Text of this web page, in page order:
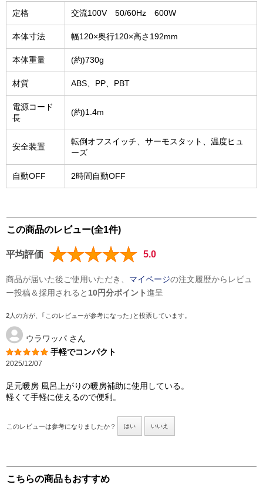
定格 交流100V 50/60Hz 600W
本体寸法 幅120×奥行120×高さ192mm
本体重量 (約)730g
材質 ABS、PP、PBT
電源コード
長
(約)1.4m
安全装置
転倒オフスイッチ、サーモスタット、温度ヒュ
ーズ
自動OFF 2時間自動OFF
この商品のレビュー(全1件)
平均評価 5.0
商品が届いた後ご使用いただき、 マイページの注文履歴からレビュ
ー投稿＆採用されると 10円分ポイント進呈
2人の方が、｢このレビューが参考になった｣と投票しています。
ウラワッパ さん
手軽でコンパクト
2025/12/07
足元暖房 風呂上がりの暖房補助に使用している。
軽くて手軽に使えるので便利。
このレビューは参考になりましたか？ はい いいえ
こちらの商品もおすすめ